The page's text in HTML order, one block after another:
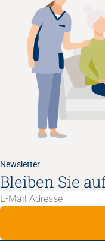
Newsletter
Bleiben Sie